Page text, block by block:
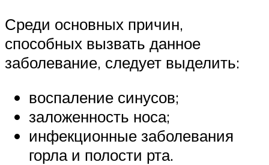
Среди основных причин,
способных вызвать данное
заболевание, следует выделить:
воспаление синусов;
заложенность носа;
инфекционные заболевания
горла и полости рта.